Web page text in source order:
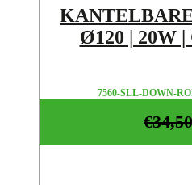
Ø120 | 20W
7560-SLL-DOWN-
€34,50